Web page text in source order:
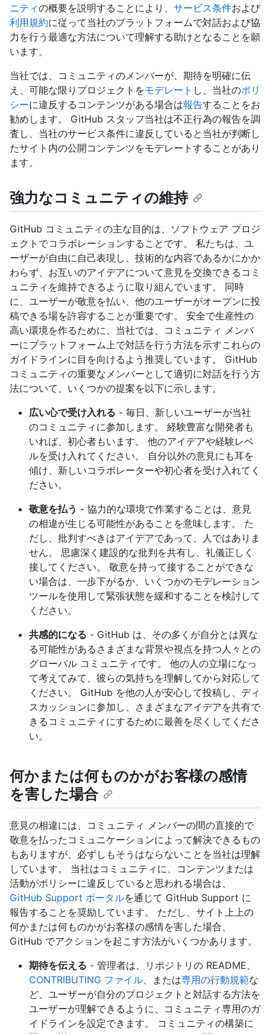
ニティの概要を説明することにより、 サービス条件および
利用規約に従って当社のプラットフォームで対話および協
力を行う最適な方法について理解する助けとなることを願
います。
当社では、コミュニティのメンバーが、期待を明確に伝
え、可能な限りプロジェクトをモデレート し、当社のポリ
シーに違反するコンテンツがある場合は報告することをお
勧めします。 GitHub スタッフ当社は不正行為の報告を調
査し、当社のサービス条件に違反していると当社が判断し
たサイト内の公開コンテンツをモデレートすることがあり
ます。
強力なコミュニティの維持
GitHub コミュニティの主な目的は、ソフトウェア プロジ
ェクトでコラボレーションすることです。 私たちは、ユ
ーザーが自由に自己表現し、技術的な内容であるかにかか
わらず、お互いのアイデアについて意見を交換できるコミ
ュニティを維持できるように取り組んでいます。 同時
に、ユーザーが敬意を払い、他のユーザーがオープンに投
稿できる場を許容することが重要です。 安全で生産性の
高い環境を作るために、当社では、コミュニティ メンバ
ーにプラットフォーム上で対話を行う方法を示すこれらの
ガイドラインに目を向けるよう推奨しています。 GitHub
コミュニティの重要なメンバーとして適切に対話を行う方
法について、いくつかの提案を以下に示します。
広い心で受け入れる - 毎日、新しいユーザーが当社
のコミュニティに参加します。 経験豊富な開発者も
いれば、初心者もいます。 他のアイデアや経験レベ
ルを受け入れてください。 自分以外の意見にも耳を
傾け、新しいコラボレーターや初心者を受け入れてく
ださい。
敬意を払う - 協力的な環境で作業することは、意見
の相違が生じる可能性があることを意味します。 た
だし、批判すべきはアイデアであって、人ではありま
せん。 思慮深く建設的な批判を共有し、礼儀正しく
接してください。 敬意を持って接することができな
い場合は、一歩下がるか、いくつかのモデレーション
ツールを使用して緊張状態を緩和することを検討して
ください。
共感的になる - GitHub は、その多くが自分とは異な
る可能性があるさまざまな背景や視点を持つ人々との
グローバル コミュニティです。 他の人の立場になっ
て考えてみて、彼らの気持ちを理解してから対応して
ください。 GitHub を他の人が安心して投稿し、ディ
スカッションに参加し、さまざまなアイデアを共有で
きるコミュニティにするために最善を尽くしてくださ
い。
何かまたは何ものかがお客様の感情
を害した場合
意見の相違には、コミュニティ メンバーの間の直接的で
敬意を払ったコミュニケーションによって解決できるもの
もありますが、必ずしもそうはならないことを当社は理解
しています。 当社はコミュニティに、コンテンツまたは
活動がポリシーに違反していると思われる場合は、
GitHub Support ポータルを通じて GitHub Support に
報告することを奨励しています。 ただし、サイト上上の
何かまたは何ものかがお客様の感情を害した場合、
GitHub でアクションを起こす方法がいくつかあります。
期待を伝える - 管理者は、リポジトリの README、
CONTRIBUTING ファイル、または専用の行動規範な
ど、ユーザーが自分のプロジェクトと対話する方法を
ユーザーが理解できるように、コミュニティ専用のガ
イドラインを設定できます。 コミュニティの構築に